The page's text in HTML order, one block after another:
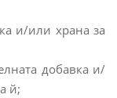
и/или храна за
добавка и/
й;